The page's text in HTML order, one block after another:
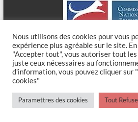
Copyright © 2026Club Canin de Chaumes en
Spaciousby ThemeGrill. Powered
Nous utilisons des cookies pour vous
expérience plus agréable sur le site.
"Accepter tout", vous autoriser tout les
juste ceux nécessaires au
d'information, vous pouvez cliquer sur
cookies"
Paramettres des cookies Tout